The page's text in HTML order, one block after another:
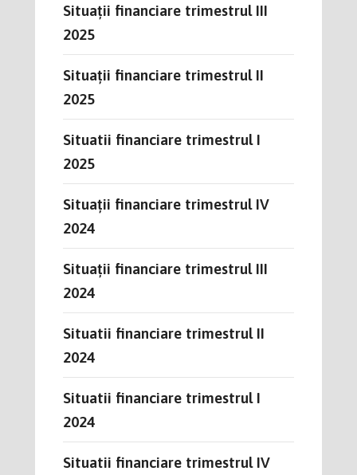
Situații financiare trimestrul III
2025
Situații financiare trimestrul II
2025
Situatii financiare trimestrul I
2025
Situații financiare trimestrul IV
2024
Situații financiare trimestrul III
2024
Situatii financiare trimestrul II
2024
Situatii financiare trimestrul I
2024
Situatii financiare trimestrul IV